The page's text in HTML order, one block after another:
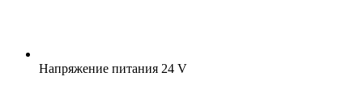
Напряжение питания 24 V